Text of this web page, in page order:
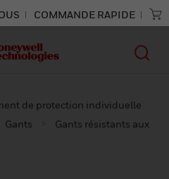
COMMANDE RAPIDE
de protection individuelle
Gants
Gants résistants aux